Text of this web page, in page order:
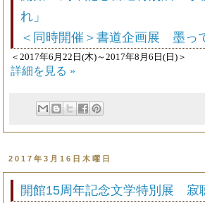
れ」
＜同時開催＞書道企画展 墨っ
＜2017年6月22日(木)～2017年8月6日(日)＞
詳細を見る »
2017年3月16日木曜日
開館15周年記念文学特別展 寂